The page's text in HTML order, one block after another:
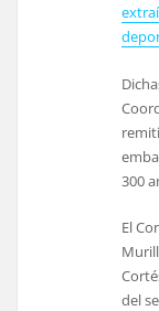
300
El
del